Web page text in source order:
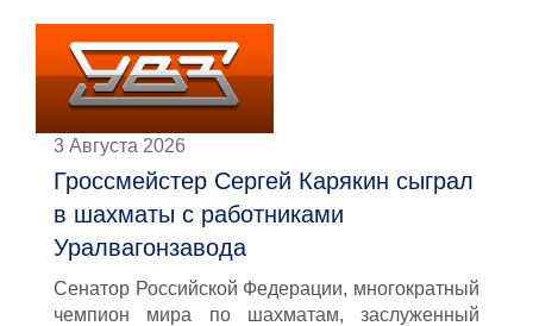
3 Августа 2026
Гроссмейстер Сергей Карякин сыграл
в шахматы с работниками
Уралвагонзавода
Сенатор Российской Федерации, многократный
чемпион мира по шахматам, заслуженный